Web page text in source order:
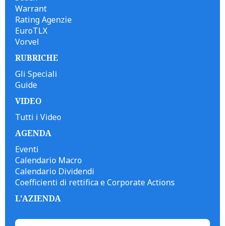
Warrant
Rating Agenzie
EuroTLX
Vorvel
RUBRICHE
Gli Speciali
Guide
VIDEO
Tutti i Video
AGENDA
Eventi
Calendario Macro
Calendario Dividendi
Coefficienti di rettifica e Corporate Actions
L'AZIENDA